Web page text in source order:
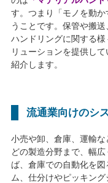
す。つまり「モノを動
うことです。保管や搬
ハンドリングに関する
リューションを提供し
紹介します。
流通業向けのシ
小売や卸、倉庫、運輸
どの製造分野まで、幅
ば、倉庫での自動化を
ム、仕分けやピッキン